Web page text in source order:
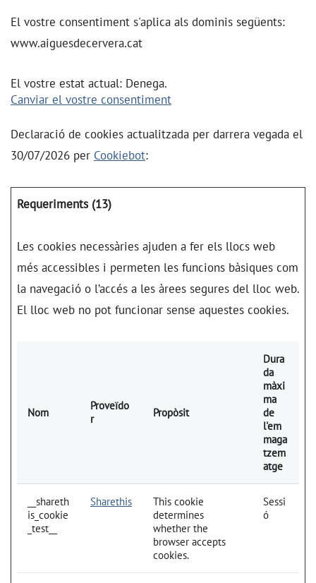
El vostre consentiment s'aplica als dominis següents:
www.aiguesdecervera.cat
El vostre estat actual: Denega.
Canviar el vostre consentiment
Declaració de cookies actualitzada per darrera vegada el
30/07/2026 per Cookiebot:
Requeriments (13)
Les cookies necessàries ajuden a fer els llocs web
més accessibles i permeten les funcions bàsiques com
la navegació o l’accés a les àrees segures del lloc web.
El lloc web no pot funcionar sense aquestes cookies.
Nom
Proveïdo
r
Propòsit
Dura
da
màxi
ma
de
l'em
maga
tzem
atge
__shareth
is_cookie
_test__
Sharethis
This cookie
determines
whether the
browser accepts
cookies.
Sessi
ó